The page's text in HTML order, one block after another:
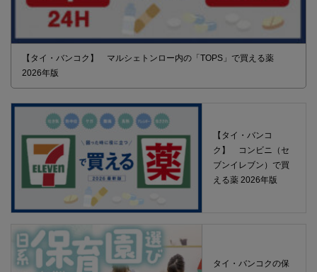
【タイ・バンコク】 マルシェトンロー内の「TOPS」で買える薬
2026年版
【タイ・バンコ
ク】 コンビニ（セ
ブンイレブン）で買
える薬 2026年版
タイ・バンコクの保